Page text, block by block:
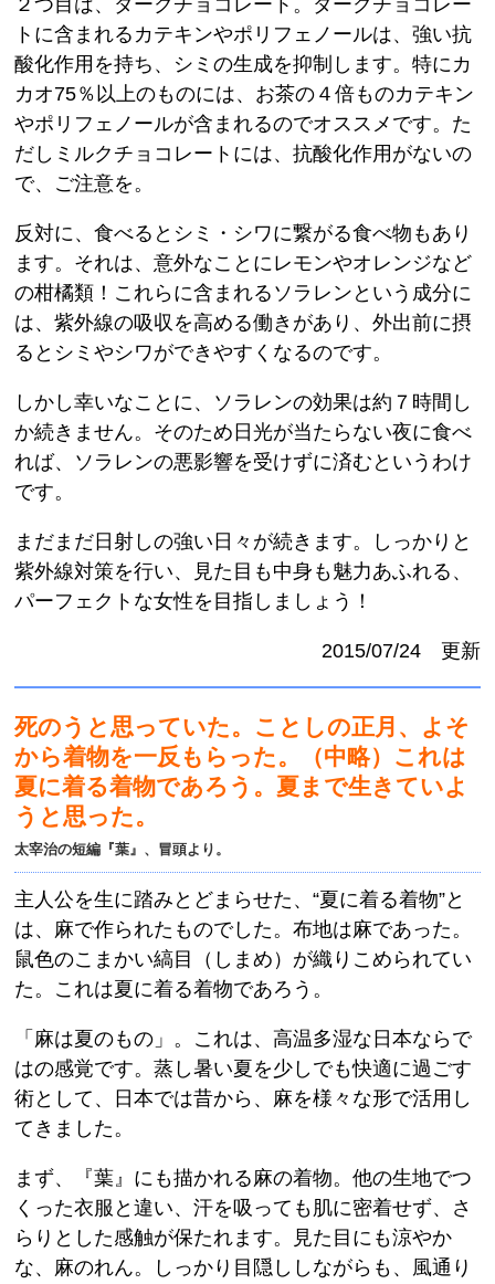
トに含まれるカテキンやポリフェノールは、強い抗
酸化作用を持ち、シミの生成を抑制します。特にカ
カオ75％以上のものには、お茶の４倍ものカテキン
やポリフェノールが含まれるのでオススメです。た
だしミルクチョコレートには、抗酸化作用がないの
で、ご注意を。
反対に、食べるとシミ・シワに繋がる食べ物もあり
ます。それは、意外なことにレモンやオレンジなど
の柑橘類！これらに含まれるソラレンという成分に
は、紫外線の吸収を高める働きがあり、外出前に摂
るとシミやシワができやすくなるのです。
しかし幸いなことに、ソラレンの効果は約７時間し
か続きません。そのため日光が当たらない夜に食べ
れば、ソラレンの悪影響を受けずに済むというわけ
です。
まだまだ日射しの強い日々が続きます。しっかりと
紫外線対策を行い、見た目も中身も魅力あふれる、
パーフェクトな女性を目指しましょう！
2015/07/24 更新
死のうと思っていた。ことしの正月、よそ
から着物を一反もらった。（中略）これは
夏に着る着物であろう。夏まで生きていよ
うと思った。
太宰治の短編『葉』、冒頭より。
主人公を生に踏みとどまらせた、“夏に着る着物”と
は、麻で作られたものでした。布地は麻であった。
鼠色のこまかい縞目（しまめ）が織りこめられてい
た。これは夏に着る着物であろう。
「麻は夏のもの」。これは、高温多湿な日本ならで
はの感覚です。蒸し暑い夏を少しでも快適に過ごす
術として、日本では昔から、麻を様々な形で活用し
てきました。
まず、『葉』にも描かれる麻の着物。他の生地でつ
くった衣服と違い、汗を吸っても肌に密着せず、さ
らりとした感触が保たれます。見た目にも涼やか
な、麻のれん。しっかり目隠ししながらも、風通り